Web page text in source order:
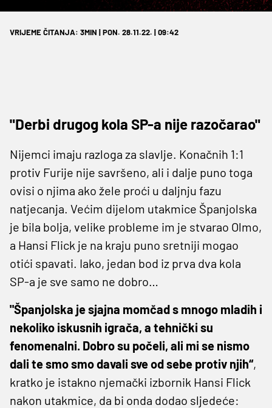
VRIJEME ČITANJA: 3MIN | PON. 28.11.22. | 09:42
"Derbi drugog kola SP-a nije razočarao"
Nijemci imaju razloga za slavlje. Konačnih 1:1
protiv Furije nije savršeno, ali i dalje puno toga
ovisi o njima ako žele proći u daljnju fazu
natjecanja. Većim dijelom utakmice Španjolska
je bila bolja, velike probleme im je stvarao Olmo,
a Hansi Flick je na kraju puno sretniji mogao
otići spavati. Iako, jedan bod iz prva dva kola
SP-a je sve samo ne dobro…
"Španjolska je sjajna momčad s mnogo mladih i
nekoliko iskusnih igrača, a tehnički su
fenomenalni. Dobro su počeli, ali mi se nismo
dali te smo smo davali sve od sebe protiv njih“,
kratko je istakno njemački izbornik Hansi Flick
nakon utakmice, da bi onda dodao sljedeće: